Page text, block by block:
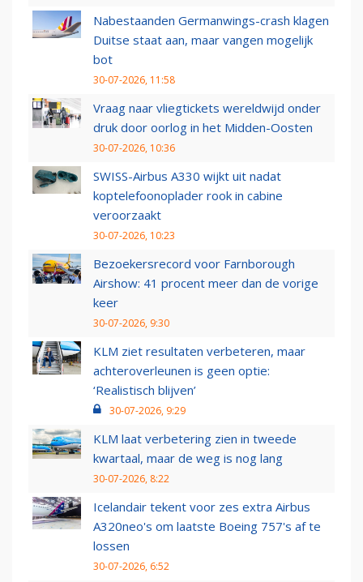
Nabestaanden Germanwings-crash klagen
Duitse staat aan, maar vangen mogelijk
bot
30-07-2026, 11:58
Vraag naar vliegtickets wereldwijd onder
druk door oorlog in het Midden-Oosten
30-07-2026, 10:36
SWISS-Airbus A330 wijkt uit nadat
koptelefoonoplader rook in cabine
veroorzaakt
30-07-2026, 10:23
Bezoekersrecord voor Farnborough
Airshow: 41 procent meer dan de vorige
keer
30-07-2026, 9:30
KLM ziet resultaten verbeteren, maar
achteroverleunen is geen optie:
‘Realistisch blijven’
30-07-2026, 9:29
KLM laat verbetering zien in tweede
kwartaal, maar de weg is nog lang
30-07-2026, 8:22
Icelandair tekent voor zes extra Airbus
A320neo's om laatste Boeing 757's af te
lossen
30-07-2026, 6:52